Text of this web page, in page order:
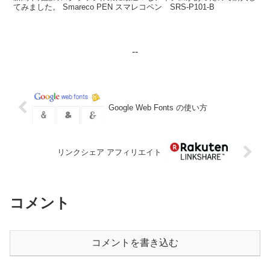
てみました。 Smareco PEN スマレコペン SRS-P101-B
--
Google Web Fonts の使い方
リンクシェア アフィリエイト
コメント
コメントを書き込む